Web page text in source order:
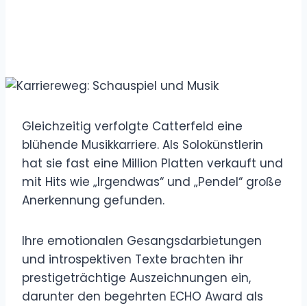
Gleichzeitig verfolgte Catterfeld eine
blühende Musikkarriere. Als Solokünstlerin
hat sie fast eine Million Platten verkauft und
mit Hits wie „Irgendwas“ und „Pendel“ große
Anerkennung gefunden.
Ihre emotionalen Gesangsdarbietungen
und introspektiven Texte brachten ihr
prestigeträchtige Auszeichnungen ein,
darunter den begehrten ECHO Award als